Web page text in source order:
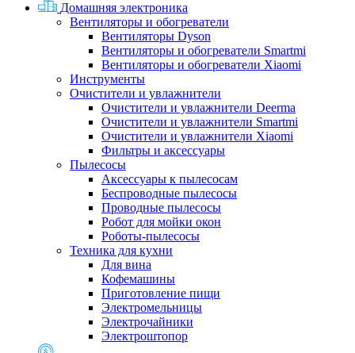
Домашняя электроника
Вентиляторы и обогреватели
Вентиляторы Dyson
Вентиляторы и обогреватели Smartmi
Вентиляторы и обогреватели Xiaomi
Инструменты
Очистители и увлажнители
Очистители и увлажнители Deerma
Очистители и увлажнители Smartmi
Очистители и увлажнители Xiaomi
Фильтры и аксессуары
Пылесосы
Аксессуары к пылесосам
Беспроводные пылесосы
Проводные пылесосы
Робот для мойки окон
Роботы-пылесосы
Техника для кухни
Для вина
Кофемашины
Приготовление пищи
Электромельницы
Электрочайники
Электроштопор